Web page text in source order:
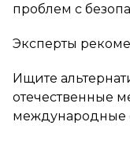
проблем с
Эксперты
Ищите
отечественные
международные